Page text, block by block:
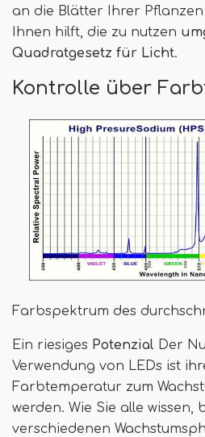
an die Blätter Ihrer
Ihnen hilft, die zu nutzen
Quadratgesetz für Licht.
Kontrolle über
Farbspektrum des
Ein riesiges Potenzial Der
Verwendung von LEDs ist
Farbtemperatur zum
werden. Wie Sie alle wissen,
verschiedenen